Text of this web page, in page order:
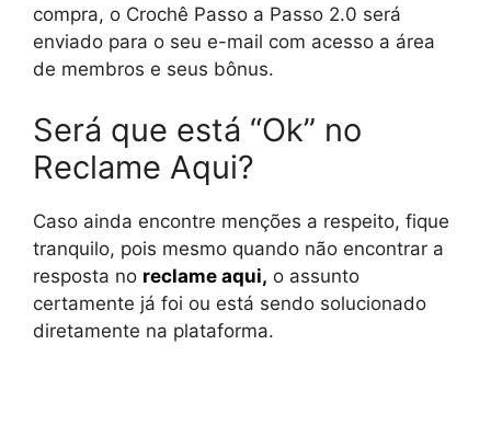
compra, o Crochê Passo a Passo 2.0 será
enviado para o seu e-mail com acesso a área
de membros e seus bônus.
Será que está “Ok” no
Reclame Aqui?
Caso ainda encontre menções a respeito, fique
tranquilo, pois mesmo quando não encontrar a
resposta no reclame aqui, o assunto
certamente já foi ou está sendo solucionado
diretamente na plataforma.